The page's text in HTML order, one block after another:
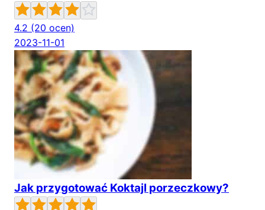
4.2 (20 ocen)
2023-11-01
Jak przygotować Koktajl porzeczkowy?